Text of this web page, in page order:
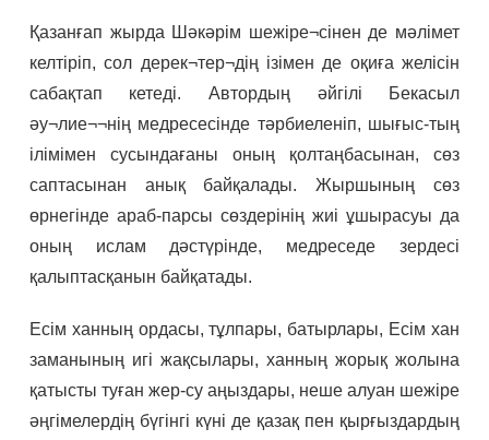
Қазанғап жырда Шәкәрім шежіре¬сінен де мәлімет
келтіріп, сол дерек¬тер¬дің ізімен де оқиға желісін
сабақтап кетеді. Автордың әйгілі Бекасыл
әу¬лие¬¬нің медресесінде тәрбиеленіп, шығыс-тың
ілімімен сусындағаны оның қолтаңбасынан, сөз
саптасынан анық байқалады. Жыршының сөз
өрнегінде араб-парсы сөздерінің жиі ұшырасуы да
оның ислам дәстүрінде, медреседе зердесі
қалыптасқанын байқатады.
Есім ханның ордасы, тұлпары, батырлары, Есім хан
заманының игі жақсылары, ханның жорық жолына
қатысты туған жер-су аңыздары, неше алуан шежіре
әңгімелердің бүгінгі күні де қазақ пен қырғыздардың